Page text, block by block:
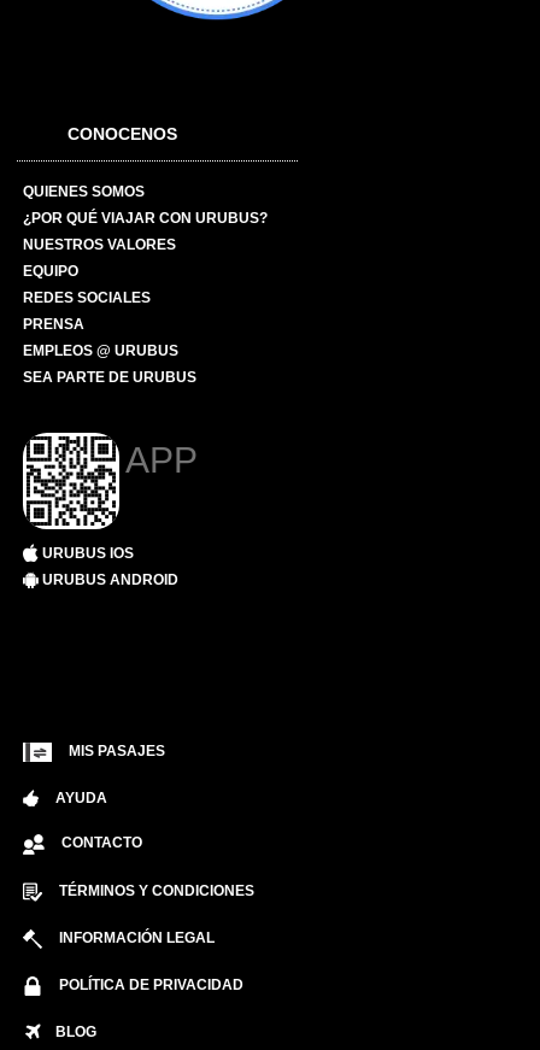
CONOCENOS
QUIENES SOMOS
¿POR QUÉ VIAJAR CON URUBUS?
NUESTROS VALORES
EQUIPO
REDES SOCIALES
PRENSA
EMPLEOS @ URUBUS
SEA PARTE DE URUBUS
APP
URUBUS IOS
URUBUS ANDROID
MIS PASAJES
AYUDA
CONTACTO
TÉRMINOS Y CONDICIONES
INFORMACIÓN LEGAL
POLÍTICA DE PRIVACIDAD
BLOG